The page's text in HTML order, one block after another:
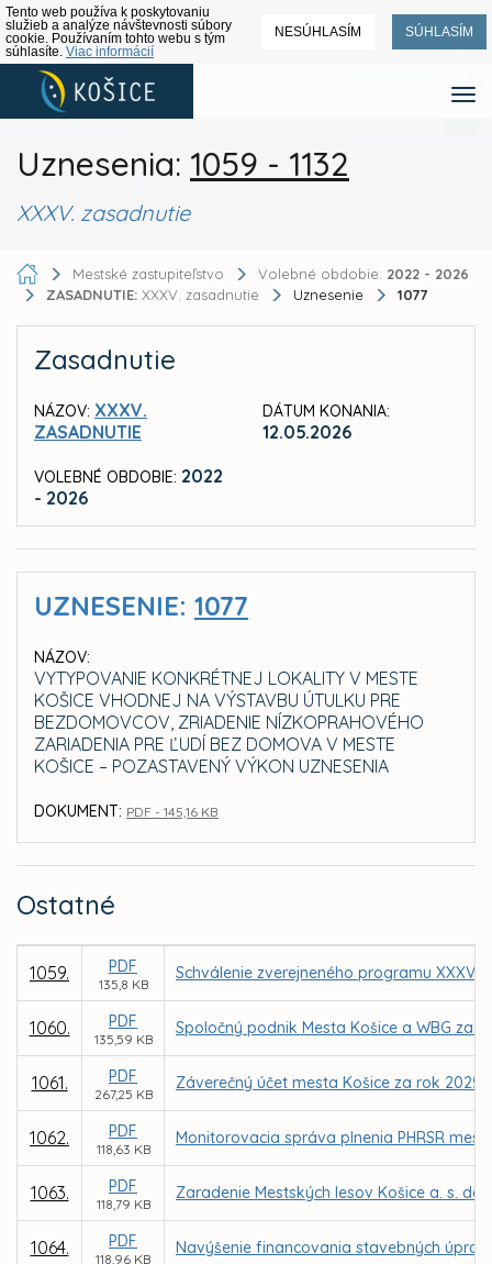
Tento web používa k poskytovaniu
služieb a analýze návštevnosti súbory
cookie. Používaním tohto webu s tým
súhlasíte. Viac informácií
NESÚHLASÍM SÚHLASÍM
Uznesenia: 1059 - 1132
XXXV. zasadnutie
Mestské zastupiteľstvo Volebné obdobie: 2022 - 2026
ZASADNUTIE: XXXV. zasadnutie Uznesenie 1077
Zasadnutie
NÁZOV: XXXV.
ZASADNUTIE
VOLEBNÉ OBDOBIE: 2022
- 2026
DÁTUM KONANIA:
12.05.2026
UZNESENIE: 1077
NÁZOV:
VYTYPOVANIE KONKRÉTNEJ LOKALITY V MESTE
KOŠICE VHODNEJ NA VÝSTAVBU ÚTULKU PRE
BEZDOMOVCOV, ZRIADENIE NÍZKOPRAHOVÉHO
ZARIADENIA PRE ĽUDÍ BEZ DOMOVA V MESTE
KOŠICE – POZASTAVENÝ VÝKON UZNESENIA
DOKUMENT: PDF - 145,16 KB
Ostatné
1059. PDF
135,8 KB
Schválenie zverejneného programu XXXV.
1060. PDF
135,59 KB
Spoločný podnik Mesta Košice a WBG za
1061. PDF
267,25 KB
Záverečný účet mesta Košice za rok 2025
1062. PDF
118,63 KB
Monitorovacia správa plnenia PHRSR
1063. PDF
118,79 KB
Zaradenie Mestských lesov Košice a. s.
1064. PDF
118,96 KB
Navýšenie financovania stavebných